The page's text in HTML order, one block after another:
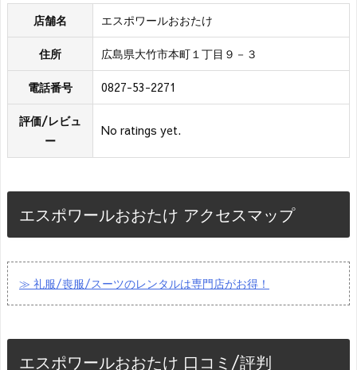
店舗名 エスポワールおおたけ
住所 広島県大竹市本町１丁目９－３
電話番号 0827-53-2271
評価/レビュ
ー
No ratings yet.
エスポワールおおたけ アクセスマップ
≫ 礼服/喪服/スーツのレンタルは専門店がお得！
エスポワールおおたけ 口コミ/評判